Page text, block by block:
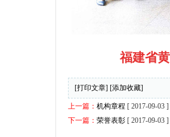
福建省
[打印文章] [添加收藏]
上一篇： 机构章程 [ 2017-09-03 ]
下一篇： 荣誉表彰 [ 2017-09-03 ]